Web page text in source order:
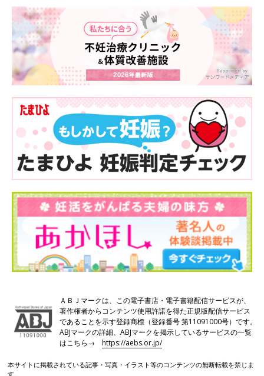
ＡＢＪマークは、この電子書店・電子書籍配信サービスが、
著作権者からコンテンツ使用許諾を得た正規版配信サービス
であることを示す登録商標（登録番号 第11091000号）です。
ABJマークの詳細、ABJマークを掲示しているサービスの一覧
はこちら→https://aebs.or.jp/
本サイトに掲載されている記事・写真・イラスト等のコンテンツの無断転載を禁じま
す。